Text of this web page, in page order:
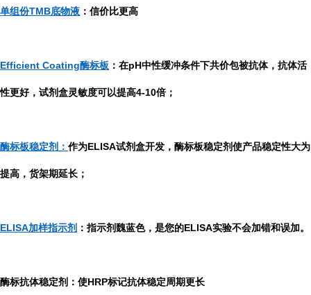
单组份TMB底物液 ：信价比更高
Efficient Coating酶标板 ：在pH中性缓冲条件下共价包被抗体，抗体活
性更好，试剂盒灵敏度可以提高4-10倍；
酶标板稳定剂： 作为ELISA试剂盒开发，酶标板稳定剂使产品稳定性大为
提高，货架期延长；
ELISA加样指示剂 ：指示剂魏蓝色，是您的ELISA实验不会加错和误加。
酶标抗体稳定剂：使HRP标记抗体稳定周期更长